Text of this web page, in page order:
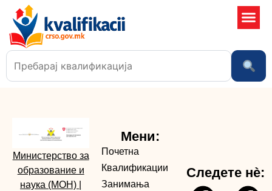
Министерство за
образование и
наука (МОН)
Мени:
Почетна
Квалификации
Занимања
Следете нè: